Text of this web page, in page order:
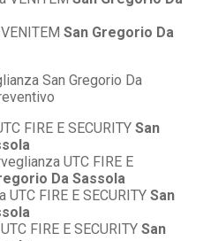
San Gregorio Da
FIRE E SECURITY San
UTC FIRE E
Da Sassola
UTC FIRE E SECURITY San
FIRE E SECURITY San